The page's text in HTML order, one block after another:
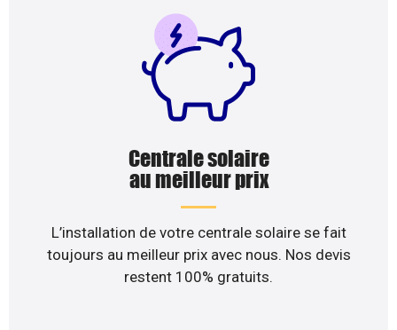
Centrale solaire
au meilleur prix
L’installation de votre centrale solaire se fait
toujours au meilleur prix avec nous. Nos devis
restent 100% gratuits.